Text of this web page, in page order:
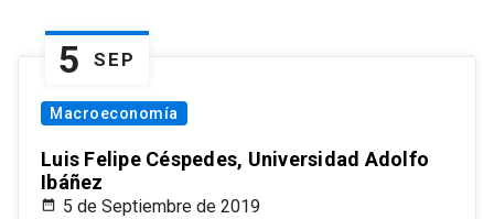
5 SEP
Macroeconomía
Luis Felipe Céspedes, Universidad Adolfo
Ibáñez
5 de Septiembre de 2019